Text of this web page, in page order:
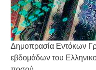
Δημοπρασία Εντόκων
εβδομάδων του